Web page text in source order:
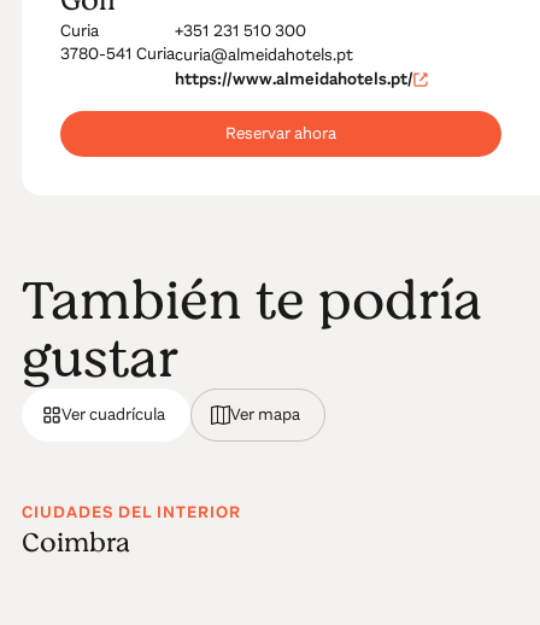
Curia
3780-541 Curia
+351 231 510 300
curia@almeidahotels.pt
https://www.almeidahotels.pt/
Reservar ahora
También te podría
gustar
Ver cuadrícula Ver mapa
CIUDADES DEL INTERIOR
Coimbra